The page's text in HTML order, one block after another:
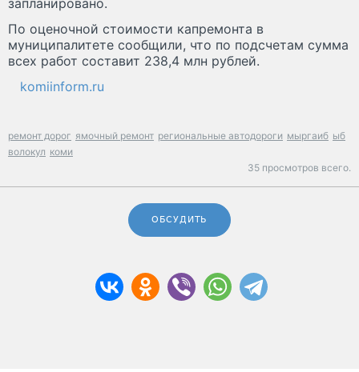
запланировано.
По оценочной стоимости капремонта в
муниципалитете сообщили, что по подсчетам сумма
всех работ составит 238,4 млн рублей.
komiinform.ru
ремонт дорог ямочный ремонт региональные автодороги мыргаиб ыб
волокул коми
35 просмотров всего.
ОБСУДИТЬ